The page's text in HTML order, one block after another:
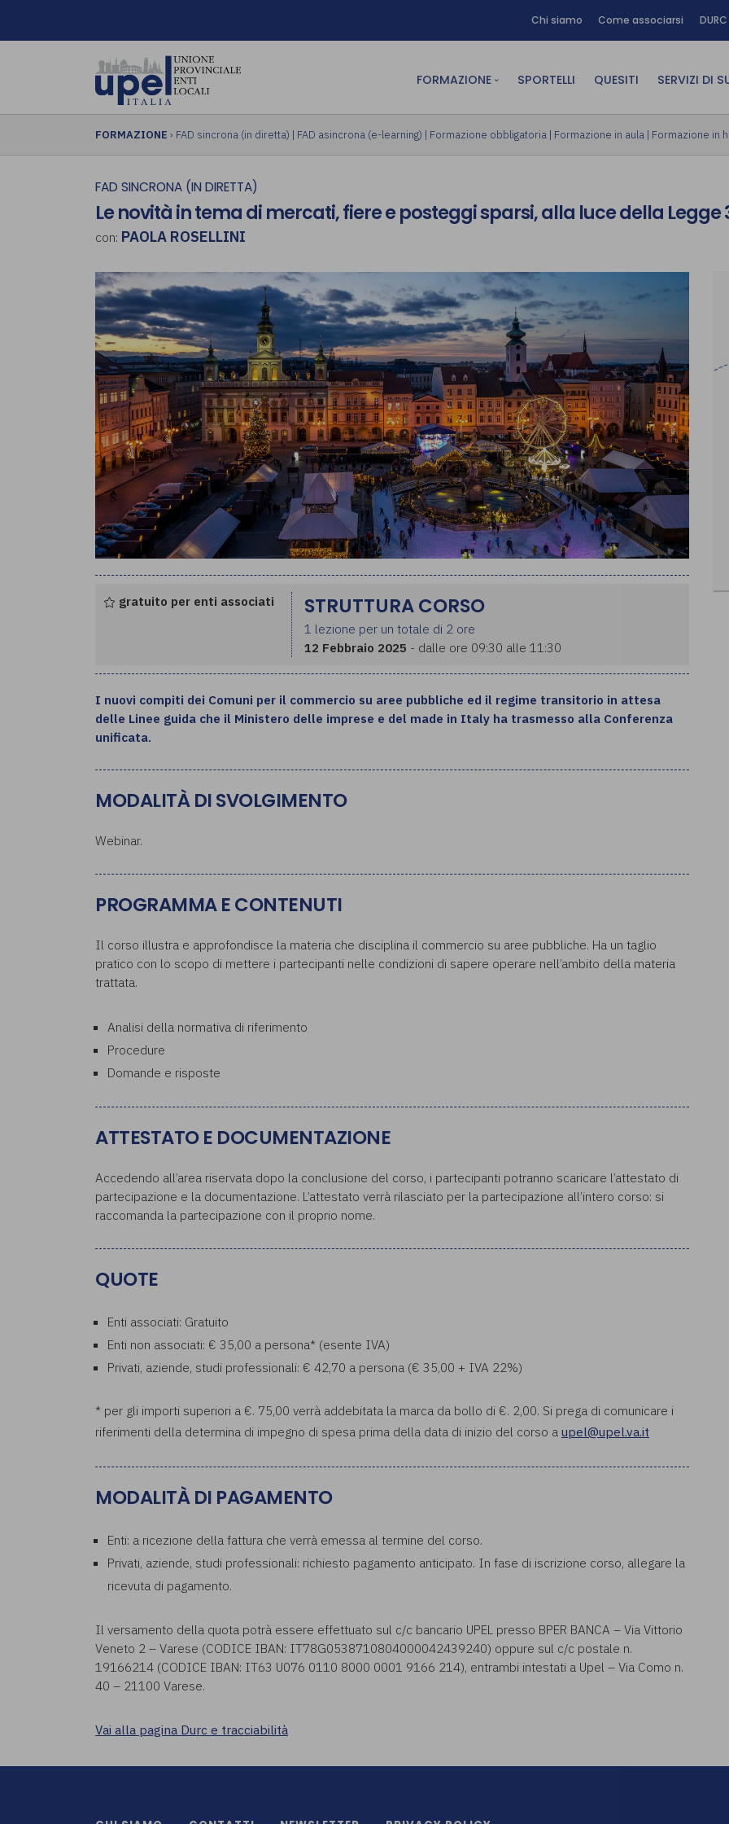
Chi siamo Come associarsi
FORMAZIONE
FAD sincrona (in diretta)
FAD asincrona (e-learning)
Formazione in aula
Piano formativo gratuito
associati
Archivio Formazione
SPORTELLI QUESITI SERVIZI DI
Area
Area
Area
FORMAZIONE › FAD sincrona (in diretta) | FAD asincrona (e-learning) | Formazione obbligatoria | Formazione in aula | Formazione in
FAD SINCRONA (IN DIRETTA)
Le novità in tema di mercati, fiere e posteggi sparsi, alla luce della Legge
con: PAOLA ROSELLINI
gratuito per enti associati STRUTTURA CORSO
1 lezione per un totale di 2 ore
12 Febbraio 2025 - dalle ore 09:30 alle 11:30
I nuovi compiti dei Comuni per il commercio su aree pubbliche ed il regime transitorio in attesa
delle Linee guida che il Ministero delle imprese e del made in Italy ha trasmesso alla Conferenza
unificata.
MODALITÀ DI SVOLGIMENTO
Webinar.
PROGRAMMA E CONTENUTI
Il corso illustra e approfondisce la materia che disciplina il commercio su aree pubbliche. Ha un taglio
pratico con lo scopo di mettere i partecipanti nelle condizioni di sapere operare nell’ambito della materia
trattata.
Analisi della normativa di riferimento
Procedure
Domande e risposte
ATTESTATO E DOCUMENTAZIONE
Accedendo all’area riservata dopo la conclusione del corso, i partecipanti potranno scaricare l’attestato di
partecipazione e la documentazione. L’attestato verrà rilasciato per la partecipazione all’intero corso: si
raccomanda la partecipazione con il proprio nome.
QUOTE
Enti associati: Gratuito
Enti non associati: € 35,00 a persona* (esente IVA)
Privati, aziende, studi professionali: € 42,70 a persona (€ 35,00 + IVA 22%)
* per gli importi superiori a €. 75,00 verrà addebitata la marca da bollo di €. 2,00. Si prega di comunicare i
riferimenti della determina di impegno di spesa prima della data di inizio del corso a upel@upel.va.it
MODALITÀ DI PAGAMENTO
Enti: a ricezione della fattura che verrà emessa al termine del corso.
Privati, aziende, studi professionali: richiesto pagamento anticipato. In fase di iscrizione corso, allegare la
ricevuta di pagamento.
Il versamento della quota potrà essere effettuato sul c/c bancario UPEL presso BPER BANCA – Via Vittorio
Veneto 2 – Varese (CODICE IBAN: IT78G0538710804000042439240) oppure sul c/c postale n.
19166214 (CODICE IBAN: IT63 U076 0110 8000 0001 9166 214), entrambi intestati a Upel – Via Como n.
40 – 21100 Varese.
Vai alla pagina Durc e tracciabilità